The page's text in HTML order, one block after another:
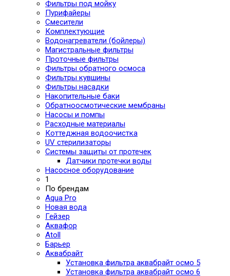
Фильтры под мойку
Пурифайеры
Смесители
Комплектующие
Водонагреватели (бойлеры)
Магистральные фильтры
Проточные фильтры
Фильтры обратного осмоса
Фильтры кувшины
Фильтры насадки
Накопительные баки
Обратноосмотические мембраны
Насосы и помпы
Расходные материалы
Коттеджная водоочистка
UV стерилизаторы
Системы защиты от протечек
Датчики протечки воды
Насосное оборудование
1
По брендам
Aqua Pro
Новая вода
Гейзер
Аквафор
Atoll
Барьер
Аквабрайт
Установка фильтра аквабрайт осмо 5
Установка фильтра аквабрайт осмо 6